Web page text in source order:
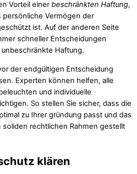
Vorteil einer beschränkten Haftung,
Vermögen der
ist. Auf der anderen Seite
schneller Entscheidungen
Haftung.
der endgültigen Entscheidung
Experten können helfen, alle
und individuelle
So stellen Sie sicher, dass die
zu Ihrer gründung passt und das
rechtlichen Rahmen gestellt
klären